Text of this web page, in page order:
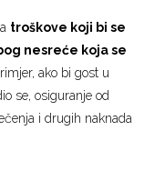
troškove koji bi se
nesreće koja se
ako bi gost u
se, osiguranje od
i drugih naknada